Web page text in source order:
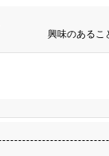
興味のあるこ